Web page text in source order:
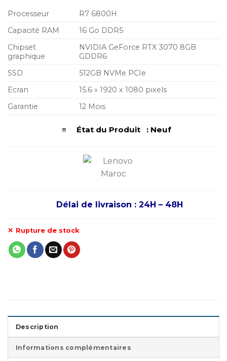
Processeur
R7 6800H
Capacité RAM
16 Go DDR5
Chipset
graphique
NVIDIA GeForce RTX 3070 8GB
GDDR6
SSD
512GB NVMe PCIe
Ecran
15.6 » 1920 x 1080 pixels
Garantie
12 Mois
≡ État du Produit : Neuf
Délai de livraison : 24H – 48H
Rupture de stock
Description
Informations complémentaires